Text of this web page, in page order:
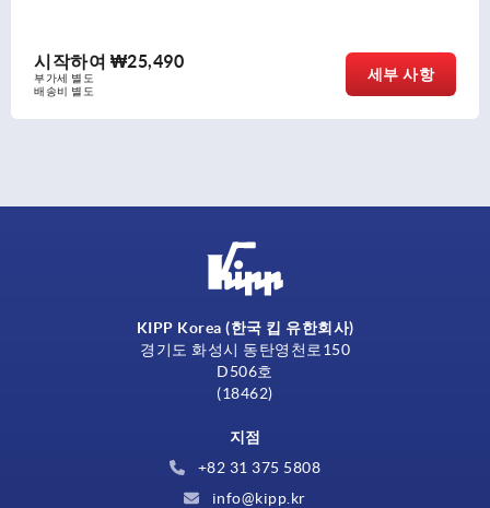
시작하여 ₩25,490
부가세 별도
배송비 별도
세부 사항
KIPP Korea (한국 킵 유한회사)
경기도 화성시 동탄영천로150
D506호
(18462)
지점
+82 31 375 5808
info@kipp.kr